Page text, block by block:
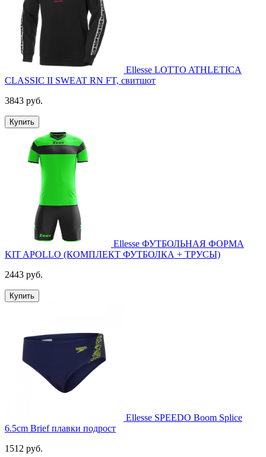
Ellesse LOTTO ATHLETICA
CLASSIC II SWEAT RN FT, свитшот
3843 руб.
Купить
Ellesse ФУТБОЛЬНАЯ ФОРМА
KIT APOLLO (КОМПЛЕКТ ФУТБОЛКА + ТРУСЫ)
2443 руб.
Купить
Ellesse SPEEDO Boom Splice
6.5cm Brief плавки подрост
1512 руб.